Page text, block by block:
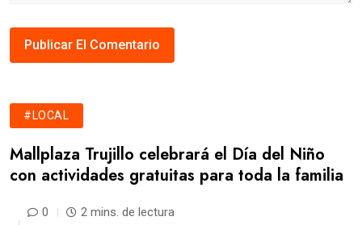
#LOCAL
Mallplaza Trujillo celebrará el Día del Niño
con actividades gratuitas para toda la familia
0 2 mins. de lectura